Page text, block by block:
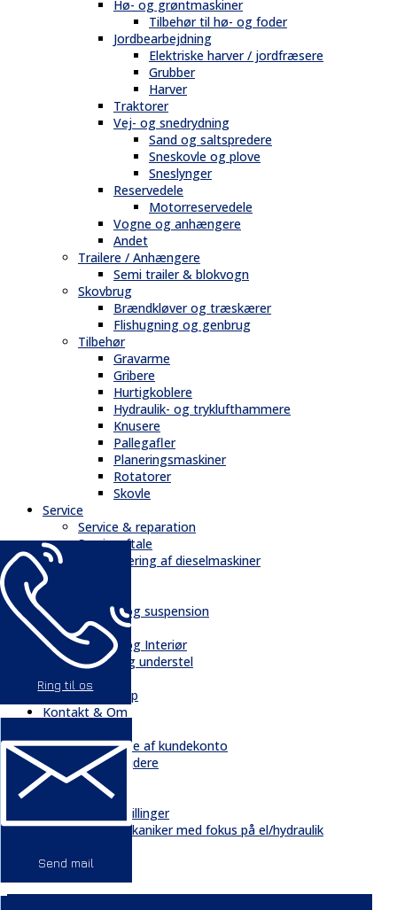
Ring til os
Send mail
Hø- og grøntmaskiner
Tilbehør til hø- og foder
Jordbearbejdning
Elektriske harver / jordfræsere
Grubber
Harver
Traktorer
Vej- og snedrydning
Sand og saltspredere
Sneskovle og plove
Sneslynger
Reservedele
Motorreservedele
Vogne og anhængere
Andet
Trailere / Anhængere
Semi trailer & blokvogn
Skovbrug
Brændkløver og træskærer
Flishugning og genbrug
Tilbehør
Gravarme
Gribere
Hurtigkoblere
Hydraulik- og tryklufthammere
Knusere
Pallegafler
Planeringsmaskiner
Rotatorer
Skovle
Service
Service & reparation
Serviceaftale
Elektrificering af dieselmaskiner
Reservedele
Chassis og suspension
Hydraulik
Kabiner og Interiør
Kæder og understel
Quickshop
Kontakt & Om
Oprettelse af kundekonto
Medarbejdere
Profil
Historie
Ledige stillinger
Mekaniker med fokus på el/hydraulik
Nyheder